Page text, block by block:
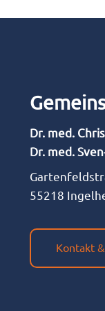
Dr. med.
Dr. med.
55218
Kontakt